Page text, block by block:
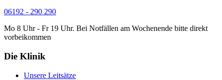
06192 - 290 290
Mo 8 Uhr - Fr 19 Uhr. Bei Notfällen am Wochenende bitte direkt
vorbeikommen
Die Klinik
Unsere Leitsätze